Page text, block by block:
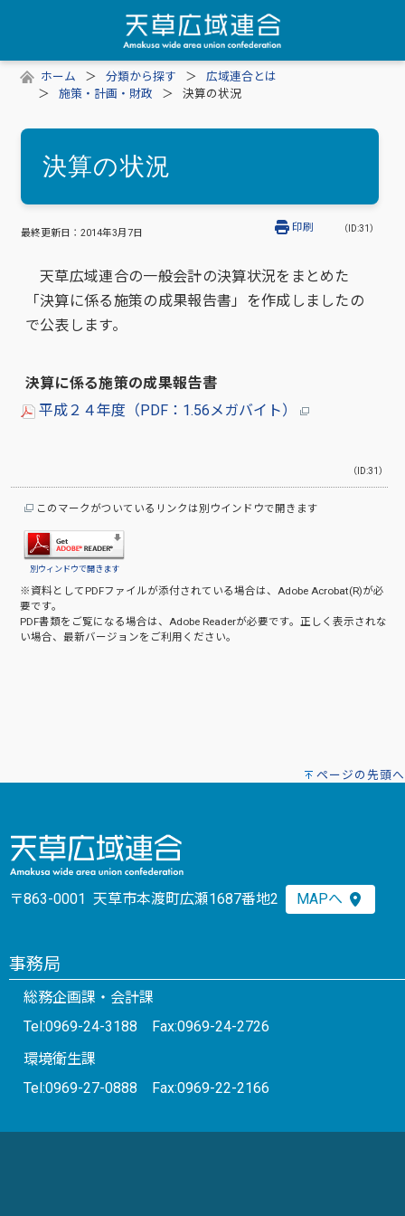
ホーム 分類から探す
広域連合とは
施策・計画・財政
決算の状況
決算の状況
最終更新日： 2014年3月7日 （ID:31）
印刷
天草広域連合の一般会計の決算状況をまとめた
「決算に係る施策の成果報告書」を作成しましたの
で公表します。
決算に係る施策の成果報告書
平成２４年度（PDF：1.56メガバイト）
（ID:31）
このマークがついているリンクは別ウインドウで開きます
別ウィンドウで開きます
※資料としてPDFファイルが添付されている場合は、Adobe Acrobat(R)が必
要です。
PDF書類をご覧になる場合は、Adobe Readerが必要です。正しく表示されな
い場合、最新バージョンをご利用ください。
ページの先頭へ
〒863-0001 天草市本渡町広瀬1687番地2 MAPへ
事務局
総務企画課・会計課
Tel:0969-24-3188 Fax:0969-24-2726
環境衛生課
Tel:0969-27-0888 Fax:0969-22-2166